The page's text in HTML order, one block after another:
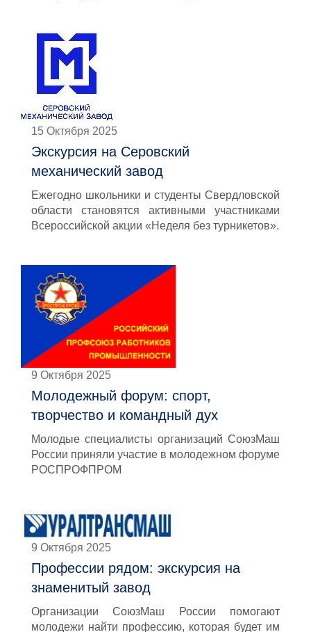
15 Октября 2025
Экскурсия на Серовский
механический завод
Ежегодно школьники и студенты Свердловской
области становятся активными участниками
Всероссийской акции «Неделя без турникетов».
9 Октября 2025
Молодежный форум: спорт,
творчество и командный дух
Молодые специалисты организаций СоюзМаш
России приняли участие в молодежном форуме
РОСПРОФПРОМ
9 Октября 2025
Профессии рядом: экскурсия на
знаменитый завод
Организации СоюзМаш России помогают
молодежи найти профессию, которая будет им